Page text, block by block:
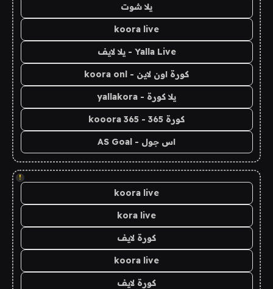
يلا شوت
koora live
Yalla Live - يلا لايف
كورة اون لاين - koora onl
يلا كورة - yallakora
كورة 365 - kooora 365
اس جول - AS Goal
!
koora live
kora live
كورة لايف
koora live
كورة لايف